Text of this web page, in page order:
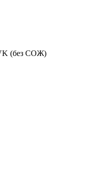
(без СОЖ)